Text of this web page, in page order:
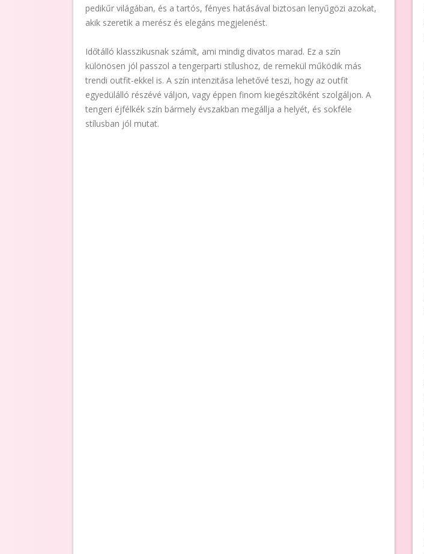
pedikűr világában, és a tartós, fényes hatásával biztosan lenyűgözi azokat,
akik szeretik a merész és elegáns megjelenést.
Időtálló klasszikusnak számít, ami mindig divatos marad. Ez a szín
különösen jól passzol a tengerparti stílushoz, de remekül működik más
trendi outfit-ekkel is. A szín intenzitása lehetővé teszi, hogy az outfit
egyedülálló részévé váljon, vagy éppen finom kiegészítőként szolgáljon. A
tengeri éjfélkék szín bármely évszakban megállja a helyét, és sokféle
stílusban jól mutat.